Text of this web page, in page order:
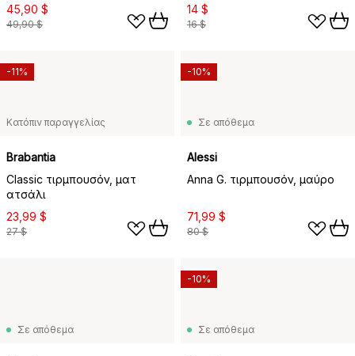
45,90 $
49,90 $
14 $
16 $
Κατόπιν παραγγελίας
Brabantia
Classic τιρμπουσόν, ματ
ατσάλι
23,99 $
27 $
-11%
Σε απόθεμα
Alessi
Anna G. τιρμπουσόν, μαύρο
71,99 $
80 $
-10%
Σε απόθεμα Σε απόθεμα
-10%